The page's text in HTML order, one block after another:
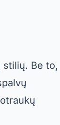
stilių. Be to,